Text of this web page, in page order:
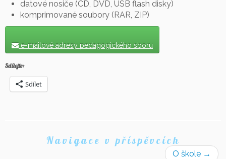
datové nosiče (CD, DVD, USB flash disky)
komprimované soubory (RAR, ZIP)
e-mailové adresy pedagogického sboru
Sdílejte:
Sdílet
Navigace v příspěvcích
O škole →